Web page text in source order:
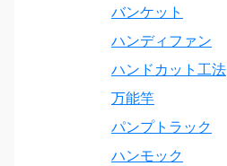
バンケット
ハンディファン
ハンドカット工法
万能竿
パンプトラック
ハンモック